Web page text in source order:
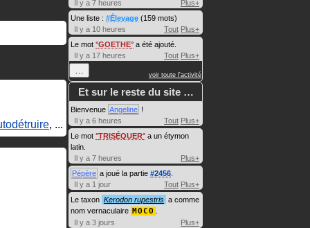
, ...
Il y a 7 heures
Plus+
Une liste : #Élevage (159 mots)
Il y a 10 heures
Tout Plus+
Le mot GOETHE a été ajouté.
Il y a 17 heures
Tout Plus+
… voir toute l'activité
Et sur le reste du site …
Bienvenue Angeline !
Il y a 6 heures
Tout Plus+
Le mot TRISÉQUER a un étymon
latin.
Il y a 7 heures
Plus+
Pépère a joué la partie #2456
Il y a 1 jour
Tout Plus+
Le taxon Kerodon rupestris a comme
nom vernaculaire MOCO
Il y a 3 jours
Plus+